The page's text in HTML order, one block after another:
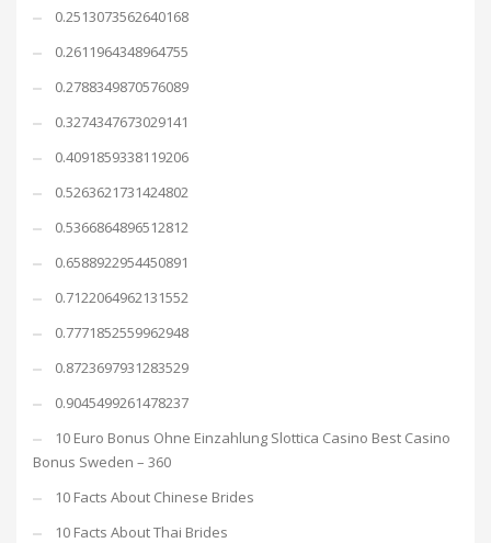
0.2513073562640168
0.2611964348964755
0.2788349870576089
0.3274347673029141
0.4091859338119206
0.5263621731424802
0.5366864896512812
0.6588922954450891
0.7122064962131552
0.7771852559962948
0.8723697931283529
0.9045499261478237
10 Euro Bonus Ohne Einzahlung Slottica Casino Best Casino
Bonus Sweden – 360
10 Facts About Chinese Brides
10 Facts About Thai Brides